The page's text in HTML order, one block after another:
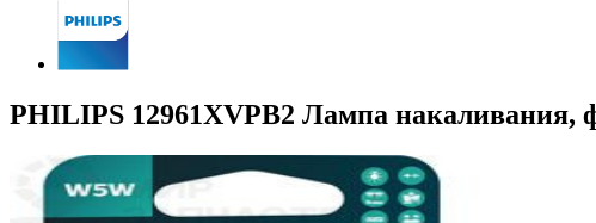
PHILIPS 12961XVPB2 Лампа накаливания,